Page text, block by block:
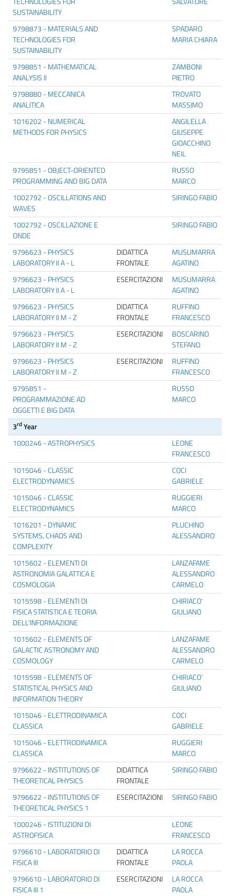
SUSTAINABILITY
9798873 - MATERIALS AND
TECHNOLOGIES FOR
SUSTAINABILITY
SPADARO
MARIA CHIARA
9798851 - MATHEMATICAL
ANALYSIS II
ZAMBONI
PIETRO
9798880 - MECCANICA
ANALITICA
TROVATO
MASSIMO
1016202 - NUMERICAL
METHODS FOR PHYSICS
ANGILELLA
GIUSEPPE
GIOACCHINO
NEIL
9795851 - OBJECT-ORIENTED
PROGRAMMING AND BIG DATA
RUSSO
MARCO
1002792 - OSCILLATIONS AND
WAVES
SIRINGO FABIO
1002792 - OSCILLAZIONE E
ONDE
SIRINGO FABIO
9796623 - PHYSICS
LABORATORY II A - L
DIDATTICA
FRONTALE
MUSUMARRA
AGATINO
9796623 - PHYSICS
LABORATORY II A - L
ESERCITAZIONI
MUSUMARRA
AGATINO
9796623 - PHYSICS
LABORATORY II M - Z
DIDATTICA
FRONTALE
RUFFINO
FRANCESCO
9796623 - PHYSICS
LABORATORY II M - Z
ESERCITAZIONI
BOSCARINO
STEFANO
9796623 - PHYSICS
LABORATORY II M - Z
ESERCITAZIONI
RUFFINO
FRANCESCO
9795851 -
PROGRAMMAZIONE AD
OGGETTI E BIG DATA
RUSSO
MARCO
3rdYear
1000246 - ASTROPHYSICS
LEONE
FRANCESCO
1015046 - CLASSIC
ELECTRODYNAMICS
COCI
GABRIELE
1015046 - CLASSIC
ELECTRODYNAMICS
RUGGIERI
MARCO
1016201 - DYNAMIC
SYSTEMS, CHAOS AND
COMPLEXITY
PLUCHINO
ALESSANDRO
1015602 - ELEMENTI DI
ASTRONOMIA GALATTICA E
COSMOLOGIA
LANZAFAME
ALESSANDRO
CARMELO
1015598 - ELEMENTI DI
FISICA STATISTICA E TEORIA
DELL'INFORMAZIONE
CHIRIACO'
GIULIANO
1015602 - ELEMENTS OF
GALACTIC ASTRONOMY AND
COSMOLOGY
LANZAFAME
ALESSANDRO
CARMELO
1015598 - ELEMENTS OF
STATISTICAL PHYSICS AND
INFORMATION THEORY
CHIRIACO'
GIULIANO
1015046 - ELETTRODINAMICA
CLASSICA
COCI
GABRIELE
1015046 - ELETTRODINAMICA
CLASSICA
RUGGIERI
MARCO
9796622 - INSTITUTIONS OF
THEORETICAL PHYSICS
DIDATTICA
FRONTALE
SIRINGO FABIO
9796622 - INSTITUTIONS OF
THEORETICAL PHYSICS 1
ESERCITAZIONI SIRINGO FABIO
1000246 - ISTITUZIONI DI
ASTROFISICA
LEONE
FRANCESCO
9796610 - LABORATORIO DI
FISICA III
DIDATTICA
FRONTALE
LA ROCCA
PAOLA
9796610 - LABORATORIO DI
FISICA III 1
ESERCITAZIONI
LA ROCCA
PAOLA